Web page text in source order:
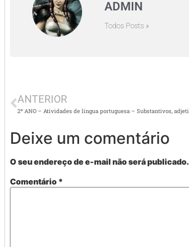
ADMIN
Todos Posts »
ANTERIOR
Deixe um comentário
O seu endereço de e-mail não será publicado.
Comentário *